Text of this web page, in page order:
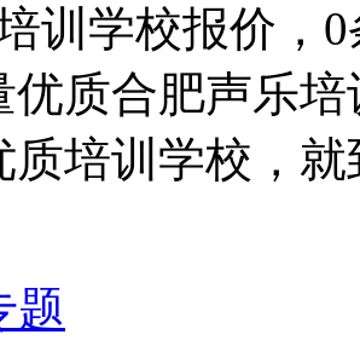
训学校报价，
优质合肥声乐
质培训学校，
题